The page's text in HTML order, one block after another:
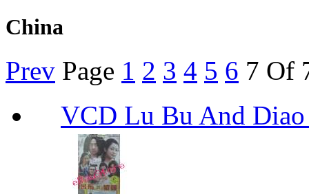
China
Prev Page 1 2 3 4 5 6 7 Of
VCD Lu Bu And